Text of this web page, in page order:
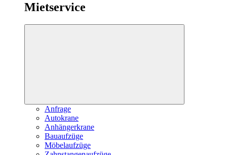
Mietservice
Anfrage
Autokrane
Anhängerkrane
Bauaufzüge
Möbelaufzüge